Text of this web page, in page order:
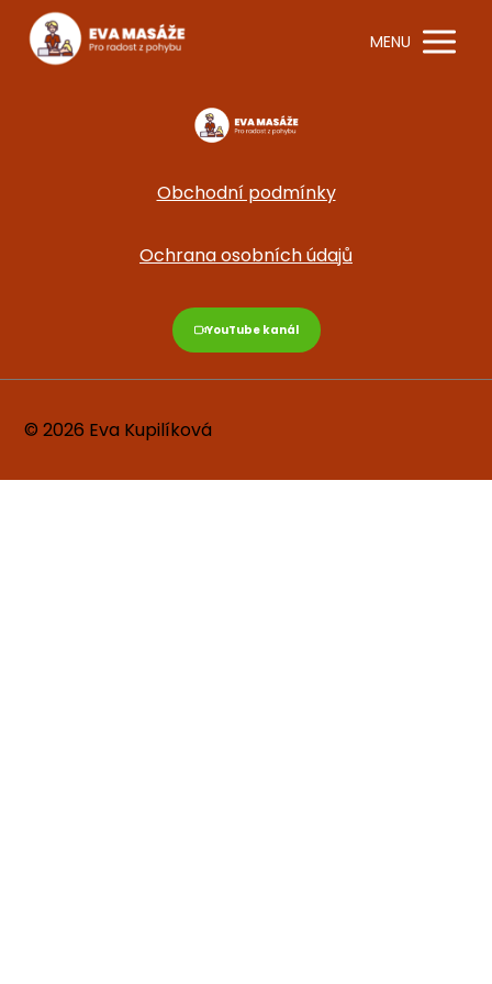
MENU
Obchodní podmínky
Ochrana osobních údajů
YouTube kanál
© 2026 Eva Kupilíková